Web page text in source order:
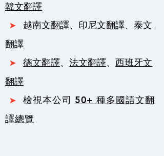
韓文翻譯
➤ 越南文翻譯、 印尼文翻譯、泰文
翻譯
➤德文翻譯、法文翻譯、西班牙文
翻譯
➤檢視本公司 50+ 種多國語文翻
譯總覽